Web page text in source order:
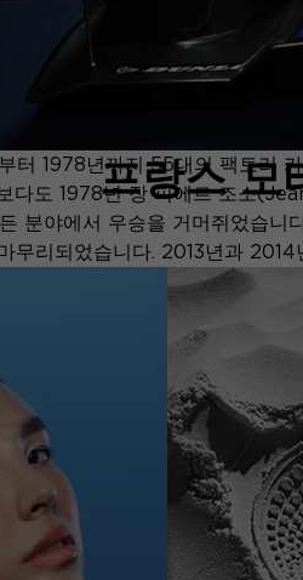
프랑스 모
터 1978년까지 55대의 팩토리
다도 1978년 장 피에르 조소
분야에서 우승을 거머쥐었습
무리되었습니다. 2013년과